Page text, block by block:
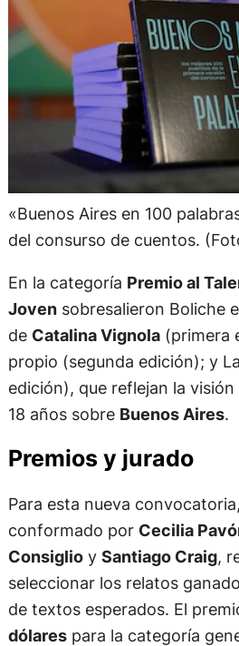
«Buenos Aires en 100
del consurso de cuentos.
En la categoría Premio al
Jovensobresalieron Boliche
de Catalina Vignola(primera
propio (segunda edición); y
edición), que reflejan la
18 años sobre Buenos Aires.
Premios y jurado
Para esta nueva
conformado por Cecilia
Consiglioy Santiago Craig,
seleccionar los relatos
de textos esperados. El
dólarespara la categoría